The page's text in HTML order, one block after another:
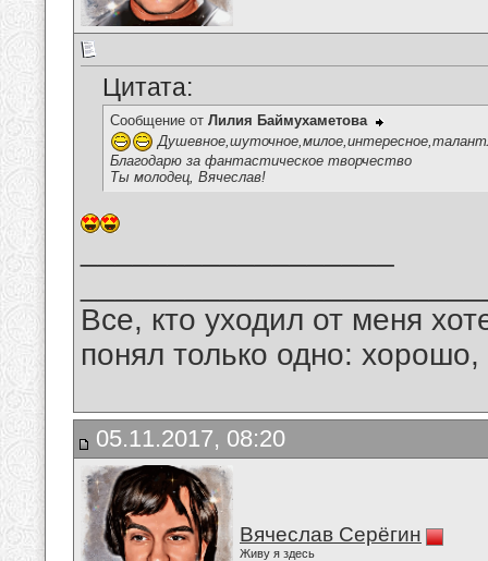
Цитата:
Сообщение от Лилия Баймухаметова
Благодарю за фантастическое творчество
Ты молодец, Вячеслав!
Все, кто уходил от меня
понял только одно:
05.11.2017, 08:20
Вячеслав Серёгин
Живу я здесь